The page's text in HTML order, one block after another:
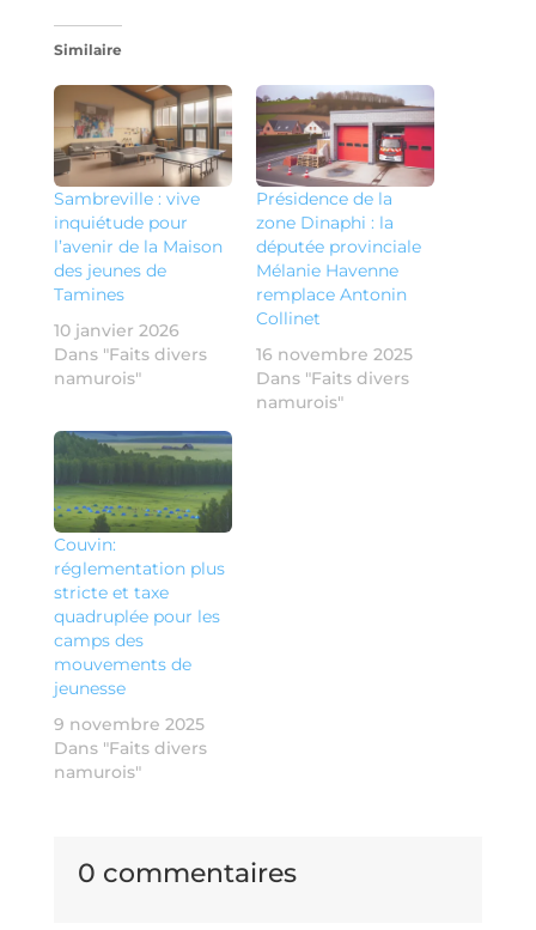
Similaire
Sambreville : vive
inquiétude pour
l’avenir de la Maison
des jeunes de
Tamines
10 janvier 2026
Dans "Faits divers
namurois"
Présidence de la
zone Dinaphi : la
députée provinciale
Mélanie Havenne
remplace Antonin
Collinet
16 novembre 2025
Dans "Faits divers
namurois"
Couvin:
réglementation plus
stricte et taxe
quadruplée pour les
camps des
mouvements de
jeunesse
9 novembre 2025
Dans "Faits divers
namurois"
0 commentaires